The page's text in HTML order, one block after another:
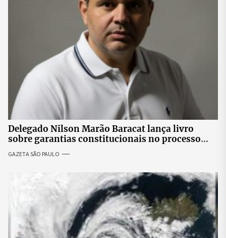
Delegado Nilson Marão Baracat lança livro
sobre garantias constitucionais no processo
penal brasileiro
GAZETA SÃO PAULO